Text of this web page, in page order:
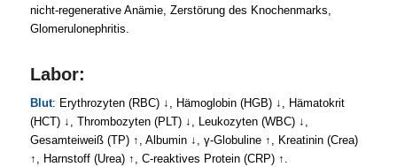
nicht-regenerative Anämie, Zerstörung des Knochenmarks,
Glomerulonephritis.
Labor:
Blut: Erythrozyten (RBC) ↓, Hämoglobin (HGB) ↓, Hämatokrit
(HCT) ↓, Thrombozyten (PLT) ↓, Leukozyten (WBC) ↓,
Gesamteiweiß (TP) ↑, Albumin ↓, γ-Globuline ↑, Kreatinin (Crea)
↑, Harnstoff (Urea) ↑, C-reaktives Protein (CRP) ↑.